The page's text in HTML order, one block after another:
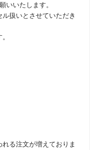
いいたします。
扱いとさせていただき
る注文が増えておりま